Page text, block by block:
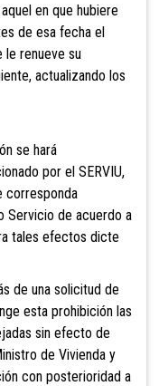
en que hubiere
de esa fecha el
le renueve su
actualizando los
se hará
por el SERVIU,
corresponda
Servicio de acuerdo a
tales efectos dicte
de una solicitud de
esta prohibición las
sin efecto de
de Vivienda y
con posterioridad a